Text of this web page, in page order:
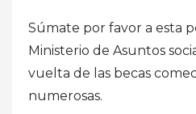
Súmate por favor a esta
Ministerio de Asuntos
vuelta de las becas
numerosas.